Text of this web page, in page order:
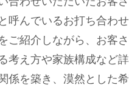
呼んでいるお打ち合わ
ご紹介しながら、お客
考え方や家族構成など
係を築き、漠然とした